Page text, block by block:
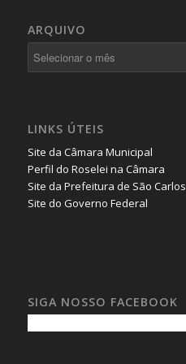
ARQUIVO
LINKS ÚTEIS
Site da Câmara Municipal
Perfil do Roselei na Câmara
Site da Prefeitura de São Carlos
Site do Governo Federal
SIGA NOSSO FACEBOOK